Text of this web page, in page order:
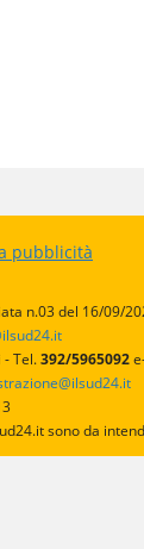
pubblicità
n.03 del 16/09/
Tel.392/5965092
sono da